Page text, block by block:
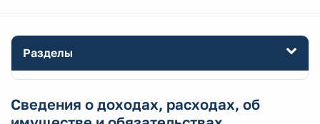
Разделы
Сведения о доходах, расходах, об